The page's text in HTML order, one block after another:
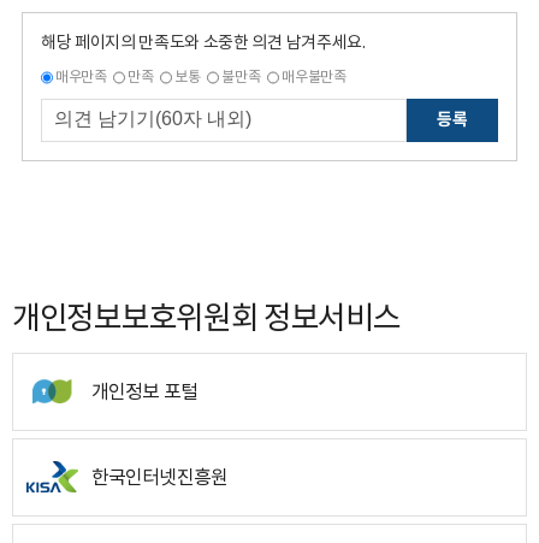
해당 페이지의 만족도와 소중한 의견 남겨주세요.
매우만족 만족 보통 불만족 매우불만족
등록
개인정보보호위원회 정보서비스
개인정보 포털
한국인터넷진흥원